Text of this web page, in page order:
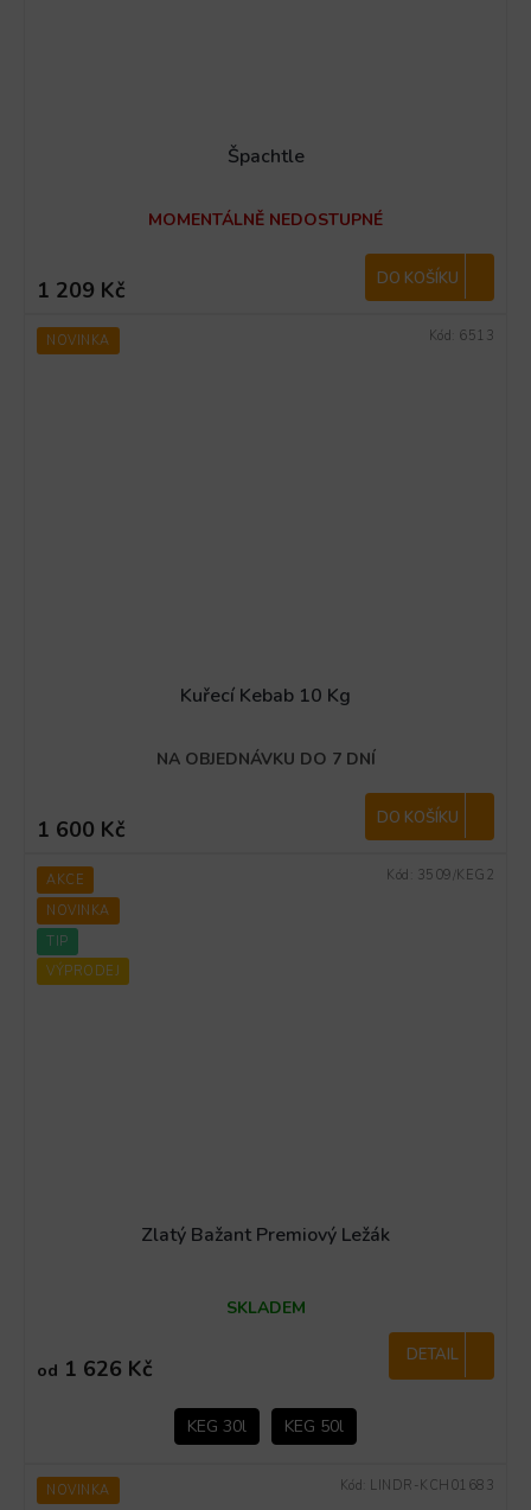
Špachtle
MOMENTÁLNĚ NEDOSTUPNÉ
1 209 Kč DO KOŠÍKU
NOVINKA
Kuřecí Kebab 10 Kg
NA OBJEDNÁVKU DO 7 DNÍ
1 600 Kč DO KOŠÍKU
Kód: 6513
AKCE
NOVINKA
TIP
VÝPRODEJ
Zlatý Bažant Premiový Ležák
2,8
SKLADEM
od 1 626 Kč DETAIL
KEG 30l KEG 50l
Kód: 3509/KEG2
NOVINKA Kód: LINDR-KCH01683